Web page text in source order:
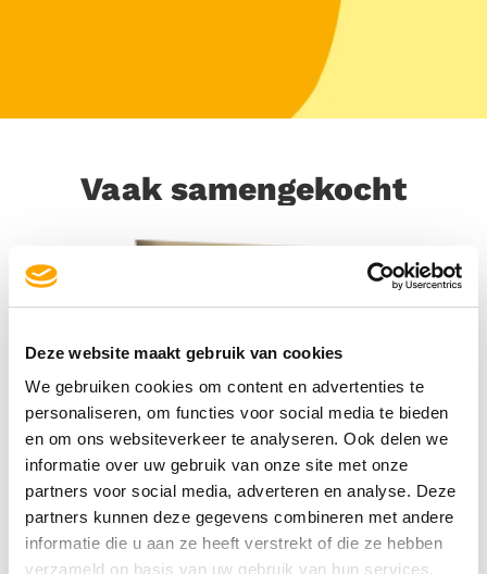
Deze website maakt gebruik van cookies
We gebruiken cookies om content en advertenties te
personaliseren, om functies voor social media te bieden
en om ons websiteverkeer te analyseren. Ook delen we
informatie over uw gebruik van onze site met onze
partners voor social media, adverteren en analyse. Deze
partners kunnen deze gegevens combineren met andere
informatie die u aan ze heeft verstrekt of die ze hebben
verzameld op basis van uw gebruik van hun services.
Vaak samengekocht